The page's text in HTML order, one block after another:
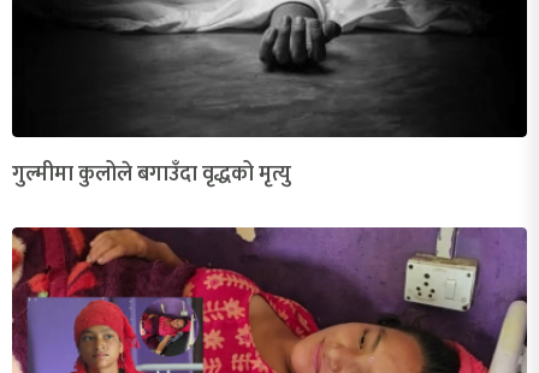
गुल्मीमा कुलोले बगाउँदा वृद्धको मृत्यु